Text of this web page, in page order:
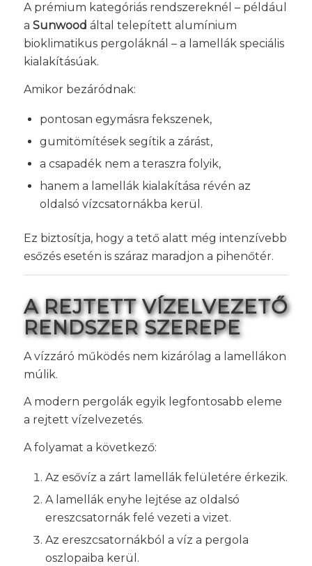
A prémium kategóriás rendszereknél – például
a Sunwood által telepített alumínium
bioklimatikus pergoláknál – a lamellák speciális
kialakításúak.
Amikor bezáródnak:
pontosan egymásra fekszenek,
gumitömítések segítik a zárást,
a csapadék nem a teraszra folyik,
hanem a lamellák kialakítása révén az
oldalsó vízcsatornákba kerül.
Ez biztosítja, hogy a tető alatt még intenzívebb
esőzés esetén is száraz maradjon a pihenőtér.
A REJTETT VÍZELVEZETŐ
RENDSZER SZEREPE
A vízzáró működés nem kizárólag a lamellákon
múlik.
A modern pergolák egyik legfontosabb eleme
a rejtett vízelvezetés.
A folyamat a következő:
Az esővíz a zárt lamellák felületére érkezik.
A lamellák enyhe lejtése az oldalsó
ereszcsatornák felé vezeti a vizet.
Az ereszcsatornákból a víz a pergola
oszlopaiba kerül.